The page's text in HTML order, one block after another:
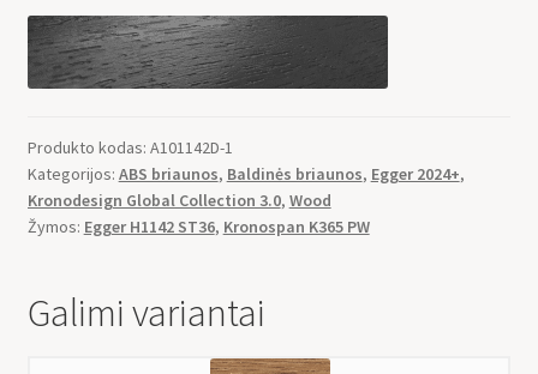
Produkto kodas: A101142D-1
Kategorijos: ABS briaunos, Baldinės briaunos, Egger 2024+,
Kronodesign Global Collection 3.0, Wood
Žymos: Egger H1142 ST36, Kronospan K365 PW
Galimi variantai